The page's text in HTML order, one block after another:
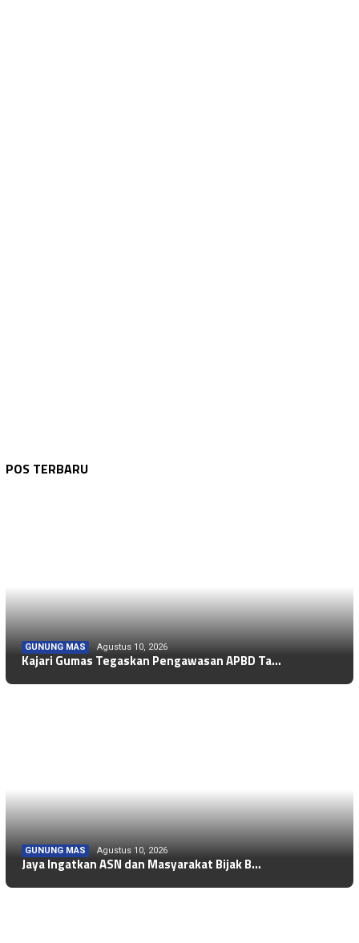
POS TERBARU
GUNUNG MAS Agustus 10, 2026
Kajari Gumas Tegaskan Pengawasan APBD Ta…
GUNUNG MAS Agustus 10, 2026
Jaya Ingatkan ASN dan Masyarakat Bijak B…